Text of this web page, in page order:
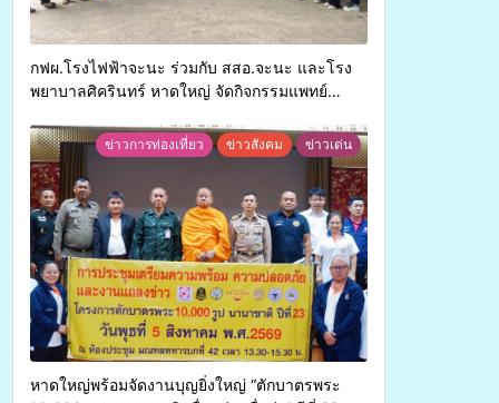
กฟผ.โรงไฟฟ้าจะนะ ร่วมกับ สสอ.จะนะ และโรง
พยาบาลศิครินทร์ หาดใหญ่ จัดกิจกรรมแพทย์
ข่าวการท่องเที่ยว ข่าวสังคม ข่าวเด่น
หาดใหญ่พร้อมจัดงานบุญยิ่งใหญ่ “ตักบาตรพระ